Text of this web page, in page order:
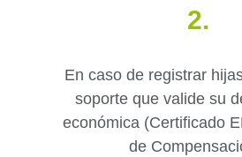
2.
En caso de registrar
soporte que valide su
económica (Certificado
de